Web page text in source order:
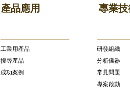
產品應用 專業
​工業用產品
搜尋產品
成功案例
研發組織
分析儀器
常見問題
專案啟動